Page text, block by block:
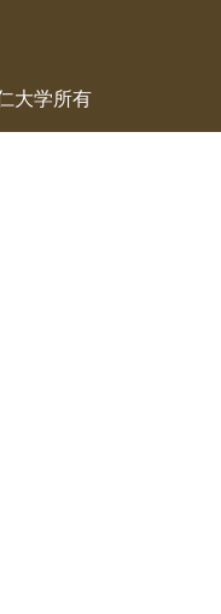
大学所有